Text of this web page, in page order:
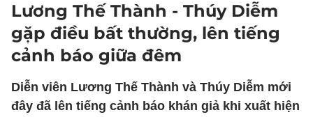
Lương Thế Thành - Thúy Diễm
gặp điều bất thường, lên tiếng
cảnh báo giữa đêm
Diễn viên Lương Thế Thành và Thúy Diễm mới
đây đã lên tiếng cảnh báo khán giả khi xuất hiện